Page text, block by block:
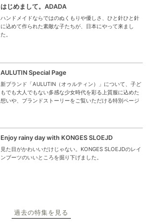
はじめまして。ADADA
ハンドメイドならではのぬくもりや優しさ、ひと針ひと針
に込めて作られた素敵な子たちが、日本にやって来まし
た。
AULUTIN Special Page
新ブランド「AULUTIN（オゥルティン）」について、子ど
もでも大人でもない多感な少女時代を彩る上質服に込めた
想いや、ブランドストーリーをご覧いただける特別ページ
Enjoy rainy day with KONGES SLOEJD
見た目がかわいいだけじゃない。KONGES SLOEJDのレイ
ンブーツのいいところを掘り下げました。
過去の特集を見る